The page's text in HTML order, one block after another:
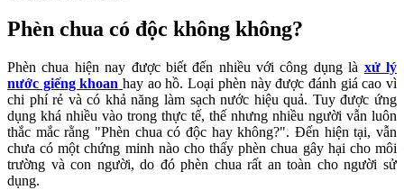
Phèn chua có độc không không?
Phèn chua hiện nay được biết đến nhiều với công dụng là xử lý
nước giếng khoan hay ao hồ. Loại phèn này được đánh giá cao vì
chi phí rẻ và có khả năng làm sạch nước hiệu quả. Tuy được ứng
dụng khá nhiều vào trong thực tế, thế nhưng nhiều người vẫn luôn
thắc mắc rằng "Phèn chua có độc hay không?". Đến hiện tại, vẫn
chưa có một chứng minh nào cho thấy phèn chua gây hại cho môi
trường và con người, do đó phèn chua rất an toàn cho người sử
dụng.